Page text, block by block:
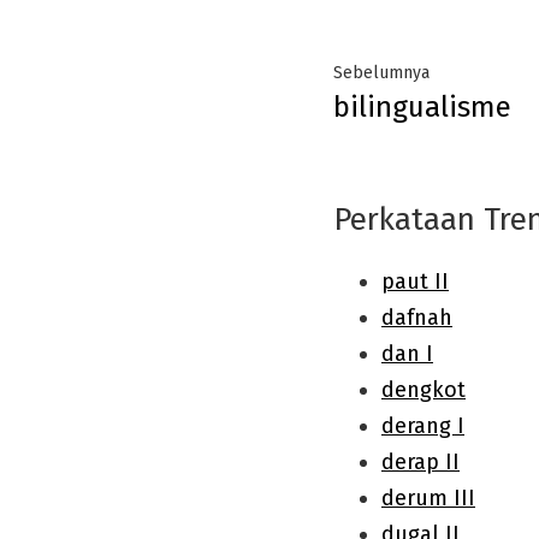
Post
navigation
SebelumnyaPrevious
post:
bilingualisme
Perkataan